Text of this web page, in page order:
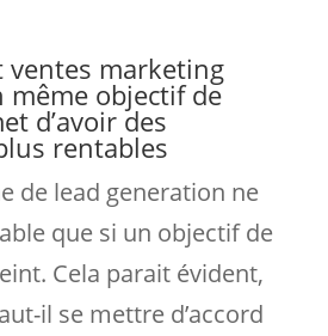
ventes marketing
même objectif de
d’avoir des
rentables
de lead generation ne
que si un objectif de
Cela parait évident,
il se mettre d’accord